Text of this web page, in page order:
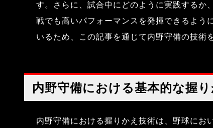
す。さらに、試合中にどのように実践するか
戦でも高いパフォーマンスを発揮できるよう
いるため、この記事を通じて内野守備の技術
内野守備における基本的な握
内野守備における握りかえ技術は、野球にお